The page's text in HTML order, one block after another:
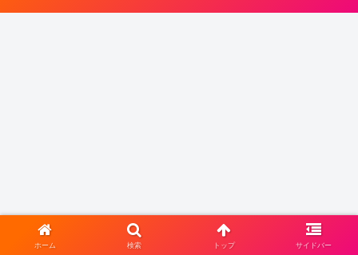
ホーム 検索 トップ サイドバー